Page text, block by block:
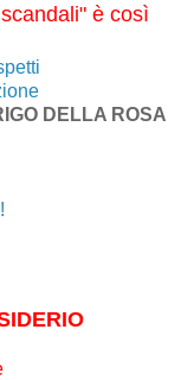
è così
DELLA ROSA